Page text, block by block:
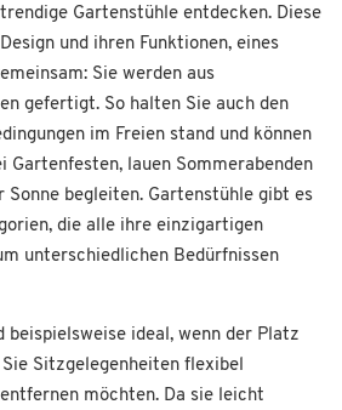
Gartenstühle entdecken. Diese
und ihren Funktionen, eines
Sie werden aus
gefertigt. So halten Sie auch den
im Freien stand und können
Gartenfesten, lauen Sommerabenden
Sonne begleiten. Gartenstühle gibt es
die alle ihre einzigartigen
unterschiedlichen Bedürfnissen
beispielsweise ideal, wenn der Platz
Sitzgelegenheiten flexibel
möchten. Da sie leicht